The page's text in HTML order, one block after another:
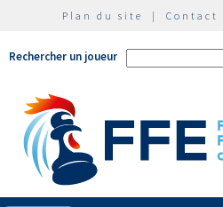
Plan du site | Contact
Rechercher un joueur